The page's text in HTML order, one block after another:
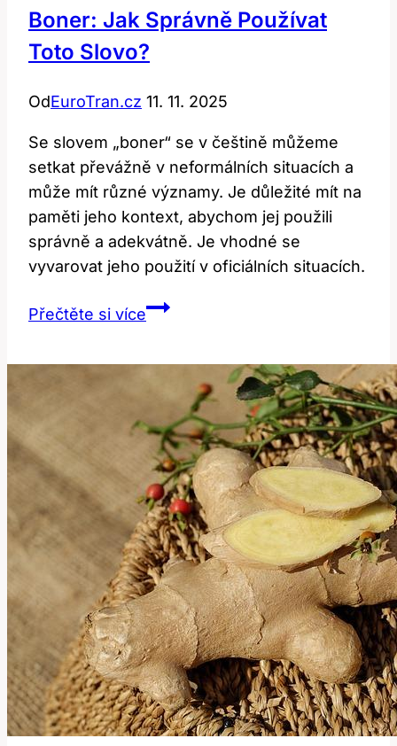
Boner: Jak Správně Používat
Toto Slovo?
OdEuroTran.cz 11. 11. 2025
Se slovem „boner“ se v češtině můžeme
setkat převážně v neformálních situacích a
může mít různé významy. Je důležité mít na
paměti jeho kontext, abychom jej použili
správně a adekvátně. Je vhodné se
vyvarovat jeho použití v oficiálních situacích.
Přečtěte si víceBoner:
Používat
Toto
Slovo?